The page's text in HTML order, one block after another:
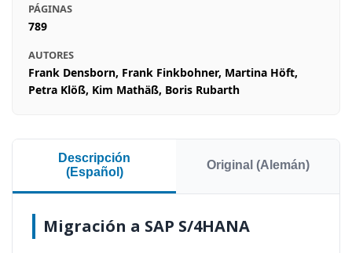
PÁGINAS
789
AUTORES
Frank Densborn, Frank Finkbohner, Martina Höft,
Petra Klöß, Kim Mathäß, Boris Rubarth
Descripción
(Español)
Original (Alemán)
Migración a SAP S/4HANA